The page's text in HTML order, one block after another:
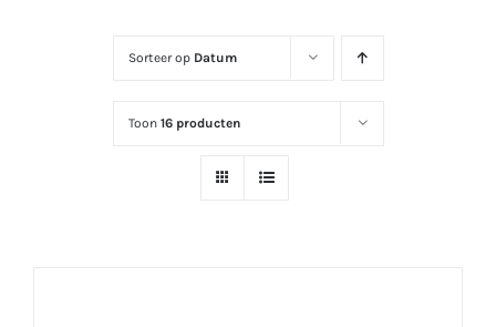
Sorteer op Datum
Toon 16 producten